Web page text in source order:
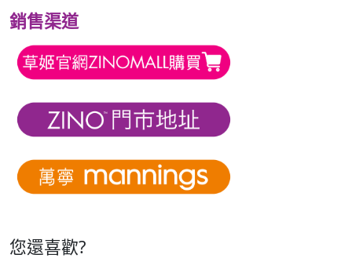
銷售渠道
您還喜歡?